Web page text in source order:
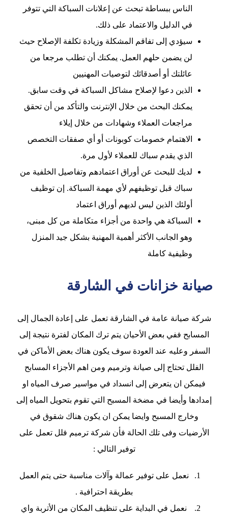
الناس ببساطة تبحث عن إعلانات السباكة التي تتوفر
في الدليل والاعتماد على ذلك.
سيؤدي إلى تفاقم المشكلة وزيادة تكلفة الإصلاح حيث
لن يضمن حلهم العمل. يمكنك أن تطلب مرجعا من
عائلتك أو أصدقائك لتوصيات المهنيين
الذين دعوا لإصلاح مشاكل السباكة في وقت سابق.
يمكنك البحث من خلال الإنترنت والتأكد من أن تحقق
مراجعات العملاء وشهادات من خلال إيلاء
الاهتمام خصومات كوبونات أو أي صفقات التخصص
الذي يقدم سباك للعملاء لأول مرة.
لديك للبحث عن أوراق اعتمادهم وتفاصيل الخلفية من
سباك قبل توظيفهم لأي مهمة السباكة. إن توظيف
أولئك الذين ليس لديهم أوراق اعتماد
السباكة هي واحدة من أجزاء متكاملة من كل مبنى،
وهو الجانب الأكثر أهمية المهنية بشكل جيد المنزل
وظيفية كاملة
صيانة خزانات في الشارقة
شركة صيانة عامة في الشارقة تعمل على إعادة الجمال إلى
المسابح ففي بعض الأحيان يتم ترك المكان لفترة نتيجة إلى
السفر وعليه عند العودة سوف يكون هناك بعض الأماكن في
الفلل تحتاج إلى صيانة وترميم ومن اهم الأجزاء المسابح
فيمكن ان يتعرض إلى انسداد في مواسير صرف المياه او
إمدادها وأيضا في مضخة المسبح التي تقوم بتحويل المياه إلى
وخارج المسبح وايضا يمكن ان يكون هناك شقوق في
الأرضيات وفى تلك الحالة فأن شركة ترميم فلل تعمل على
توفير التالي :
نعمل على توفير عمالة وآلات مناسبة حتى يتم العمل
بطريقة احترافية .
نعمل في البداية على تنظيف المكان من الأتربة واي